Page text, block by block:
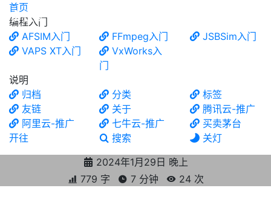
食铁兽
首页
编程入门
AFSIM入门
FFmpeg入门
JSBSim入门
VAPS XT入门
VxWorks入
门
说明
归档
分类
标签
友链
关于
腾讯云-推广
阿里云-推广
七牛云-推广
买卖茅台
开往
搜索
关灯
2024年1月29日 晚上
779 字
7 分钟 24次